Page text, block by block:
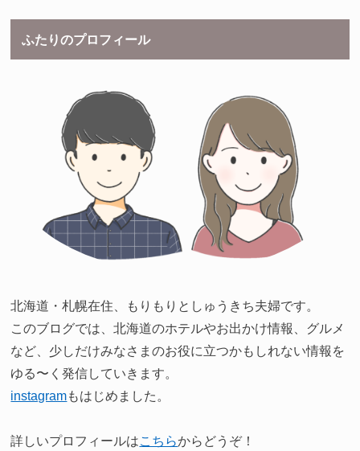
ふたりのプロフィール
北海道・札幌在住、もりもりとしゅうきち夫婦です。
このブログでは、北海道のホテルやお出かけ情報、グルメ
など、少しだけみなさまのお役に立つかもしれない情報を
ゆる〜く発信していきます。
instagramもはじめました。
詳しいプロフィールはこちらからどうぞ！